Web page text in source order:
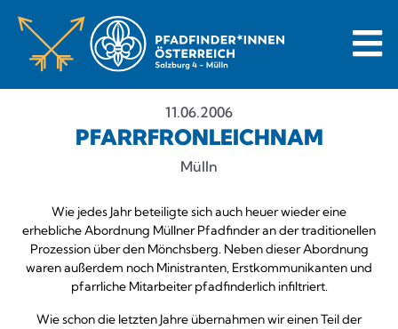
11.06.2006
PFARRFRONLEICHNAM
Mülln
Wie jedes Jahr beteiligte sich auch heuer wieder eine
erhebliche Abordnung Müllner Pfadfinder an der traditionellen
Prozession über den Mönchsberg. Neben dieser Abordnung
waren außerdem noch Ministranten, Erstkommunikanten und
pfarrliche Mitarbeiter pfadfinderlich infiltriert.
Wie schon die letzten Jahre übernahmen wir einen Teil der